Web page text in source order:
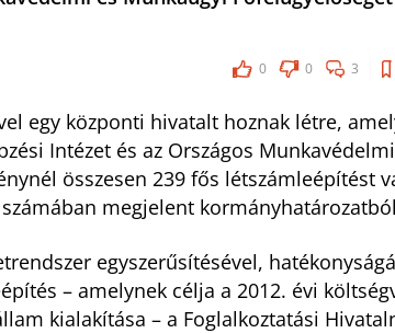
0 0 3
egy központi hivatalt hoznak létre,
Intézet és az Országos
összesen 239 fős létszámleépítést
megjelent
egyszerűsítésével,
– amelynek célja a 2012. évi
kialakítása – a Foglalkoztatási